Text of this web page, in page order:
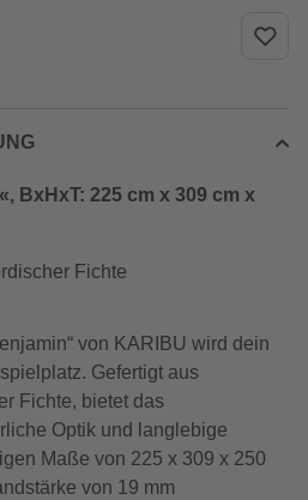
BxHxT: 225 cm x 309 cm x
Fichte
von KARIBU wird dein
Gefertigt aus
Fichte, bietet das
Optik und langlebige
Maße von 225 x 309 x 250
von 19 mm